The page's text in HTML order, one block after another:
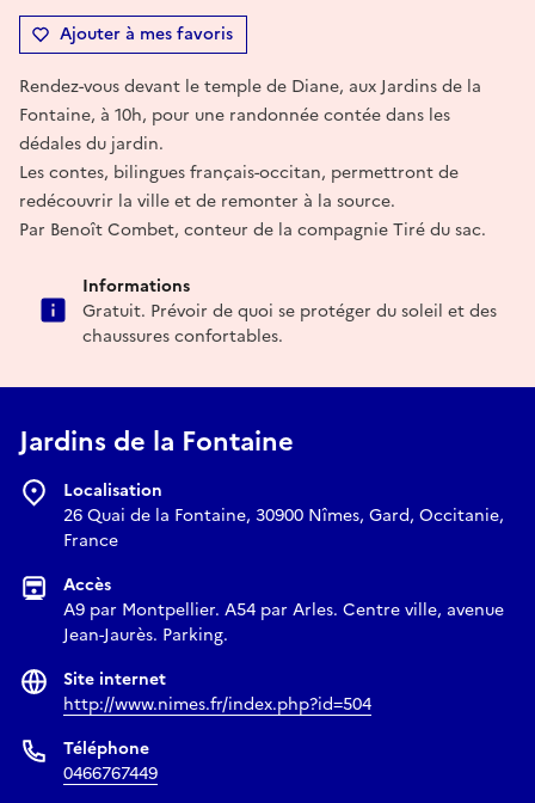
Ajouter à mes favoris
Rendez-vous devant le temple de Diane, aux Jardins de la
Fontaine, à 10h, pour une randonnée contée dans les
dédales du jardin.
Les contes, bilingues français-occitan, permettront de
redécouvrir la ville et de remonter à la source.
Par Benoît Combet, conteur de la compagnie Tiré du sac.
Informations
Gratuit. Prévoir de quoi se protéger du soleil et des
chaussures confortables.
Jardins de la Fontaine
Localisation
26 Quai de la Fontaine, 30900 Nîmes, Gard, Occitanie,
France
Accès
A9 par Montpellier. A54 par Arles. Centre ville, avenue
Jean-Jaurès. Parking.
Site internet
http://www.nimes.fr/index.php?id=504
Téléphone
0466767449